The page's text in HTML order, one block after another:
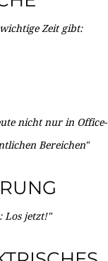
Zeit gibt:
nicht nur in Office-
Bereichen"
Los jetzt!"